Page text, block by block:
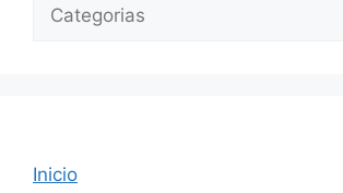
Inicio